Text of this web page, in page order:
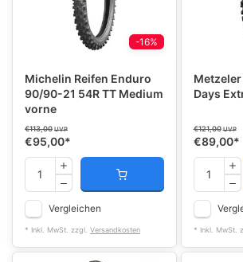
-16%
Michelin Reifen Enduro
90/90-21 54R TT Medium
vorne
€113,00 UVP
€95,00*
Vergleichen
* Inkl. MwSt. zzgl. Versandkosten
Days
€121,00 UVP
€89,00*
* Inkl. MwSt.